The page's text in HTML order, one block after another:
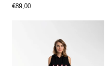
€89,00